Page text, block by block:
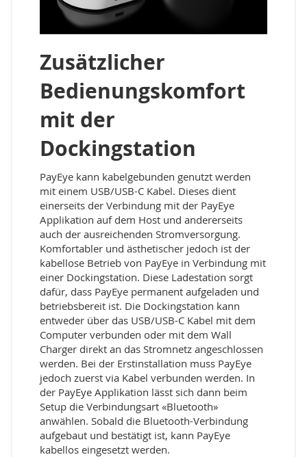
Zusätzlicher
Bedienungskomfort
mit der
Dockingstation
PayEye kann kabelgebunden genutzt werden
mit einem USB/USB-C Kabel. Dieses dient
einerseits der Verbindung mit der PayEye
Applikation auf dem Host und andererseits
auch der ausreichenden Stromversorgung.
Komfortabler und ästhetischer jedoch ist der
kabellose Betrieb von PayEye in Verbindung mit
einer Dockingstation. Diese Ladestation sorgt
dafür, dass PayEye permanent aufgeladen und
betriebsbereit ist. Die Dockingstation kann
entweder über das USB/USB-C Kabel mit dem
Computer verbunden oder mit dem Wall
Charger direkt an das Stromnetz angeschlossen
werden. Bei der Erstinstallation muss PayEye
jedoch zuerst via Kabel verbunden werden. In
der PayEye Applikation lässt sich dann beim
Setup die Verbindungsart «Bluetooth»
anwählen. Sobald die Bluetooth-Verbindung
aufgebaut und bestätigt ist, kann PayEye
kabellos eingesetzt werden.